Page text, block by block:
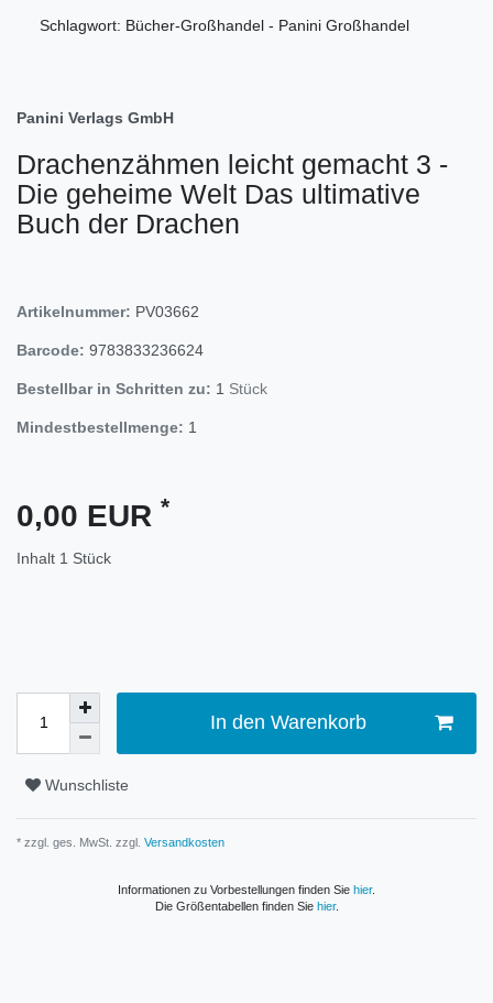
Schlagwort: Bücher-Großhandel - Panini Großhandel
Panini Verlags GmbH
Drachenzähmen leicht gemacht 3 -
Die geheime Welt Das ultimative
Buch der Drachen
Artikelnummer: PV03662
Barcode: 9783833236624
Bestellbar in Schritten zu: 1 Stück
Mindestbestellmenge: 1
0,00 EUR *
Inhalt 1 Stück
In den Warenkorb
Wunschliste
* zzgl. ges. MwSt. zzgl. Versandkosten
Informationen zu Vorbestellungen finden Sie hier.
Die Größentabellen finden Sie hier.